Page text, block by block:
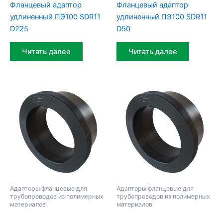
Фланцевый адаптор
удлиненный ПЭ100 SDR11
D225
Читать далее
Фланцевый адаптор
удлиненный ПЭ100 SDR11
D50
Читать далее
Адапторы фланцевые для
трубопроводов из полимерных
материалов
Адапторы фланцевые для
трубопроводов из полимерных
материалов